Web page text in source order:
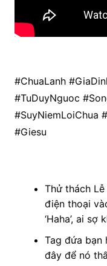
#ChuaLanh
#TuDuyNguoc
#SuyNiemLoiChua
#Giesu
Thử thách
điện thoại
‘Haha’, ai sợ
Tag đứa bạn
đây để nó